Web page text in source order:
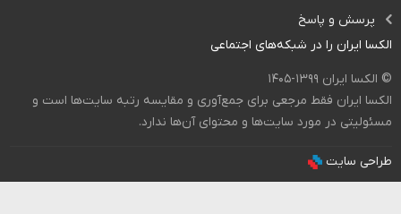
پرسش و پاسخ
الکسا ایران را در شبکه‌های اجتماعی
© الکسا ایران ۱۳۹۹-۱۴۰۵
الکسا ایران فقط مرجعی برای جمع‌آوری و مقایسه رتبه سایت‌ها است و
مسئولیتی در مورد سایت‌ها و محتوای آن‌ها ندارد.
طراحی سایت